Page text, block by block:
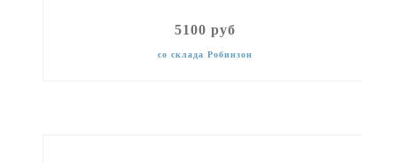
5100 руб
со склада Робинзон